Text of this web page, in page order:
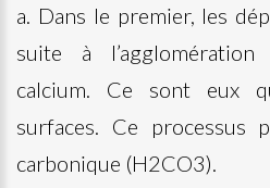
a. Dans le premier, les
suite à
calcium. Ce sont eux
surfaces. Ce processus
carbonique (H2CO3).